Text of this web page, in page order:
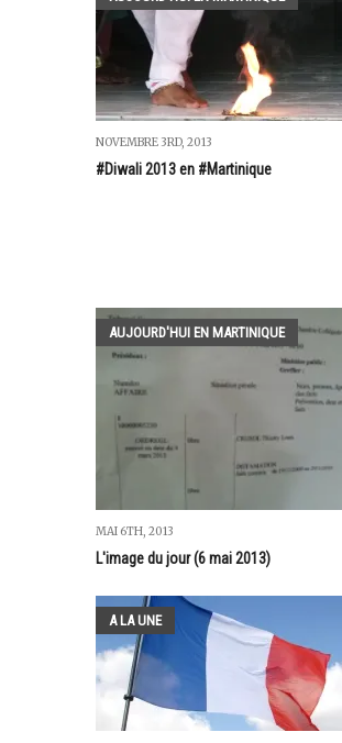
NOVEMBRE 3RD, 2013
#Diwali 2013 en #Martinique
AUJOURD'HUI EN MARTINIQUE
MAI 6TH, 2013
L'image du jour (6 mai 2013)
A LA UNE